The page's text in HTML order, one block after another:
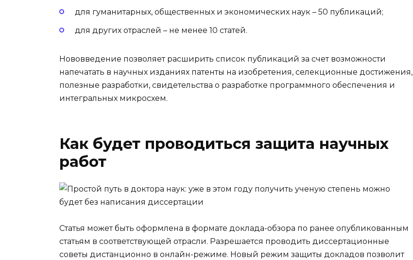
для гуманитарных, общественных и экономических наук – 50 публикаций;
для других отраслей – не менее 10 статей.
Нововведение позволяет расширить список публикаций за счет возможности
напечатать в научных изданиях патенты на изобретения, селекционные достижения,
полезные разработки, свидетельства о разработке программного обеспечения и
интегральных микросхем.
Как будет проводиться защита научных
работ
Статья может быть оформлена в формате доклада-обзора по ранее опубликованным
статьям в соответствующей отрасли. Разрешается проводить диссертационные
советы дистанционно в онлайн-режиме. Новый режим защиты докладов позволит